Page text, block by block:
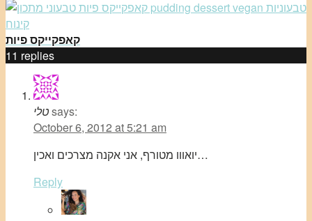
קאפקייקס פיות
11 replies
טליsays:
October 6, 2012 at 5:21 am
יואווו מטורף, אני אקנה מצרכים ואכין…
Reply